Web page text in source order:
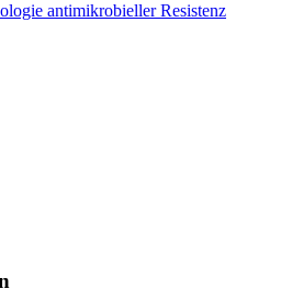
antimikrobieller Resistenz